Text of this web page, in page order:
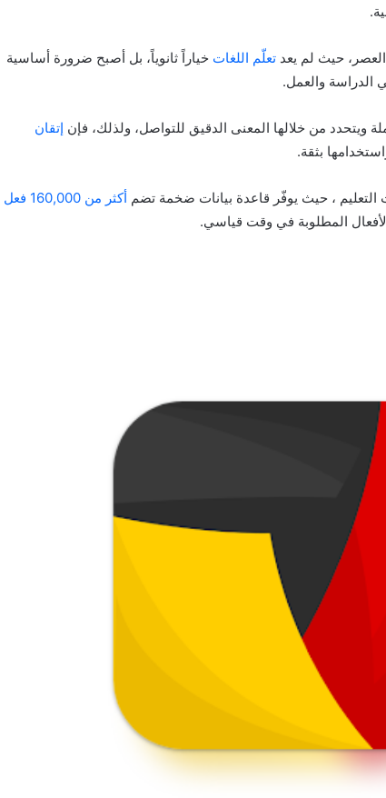
حيث لم يعد تعلّم اللغات خياراً ثانوياً، بل أصبح ضرورة أساسية
الدراسة والعمل.
ويتحدد من خلالها المعنى الدقيق للتواصل، ولذلك، فإن إتقان
بثقة.
التعليم ، حيث يوفّر قاعدة بيانات ضخمة تضم
أكثر من 160,000 فعل
المطلوبة في وقت قياسي.